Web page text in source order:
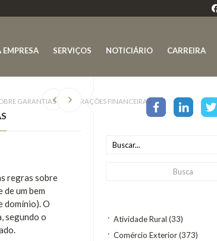
EMPRESA SERVIÇOS NOTICIÁRIO CARREIRA
Atividade Rural (33)
Comércio Exterior(373)
GARANTIAS EM OPERAÇÕES FINANCEIRAS
regras sobre
um bem
domínio). O
segundo o